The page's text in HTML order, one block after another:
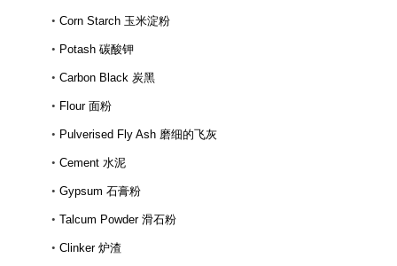
• Corn Starch 玉米淀粉
• Potash 碳酸钾
• Carbon Black 炭黑
• Flour 面粉
• Pulverised Fly Ash 磨细的飞灰
• Cement 水泥
• Gypsum 石膏粉
• Talcum Powder 滑石粉
• Clinker 炉渣